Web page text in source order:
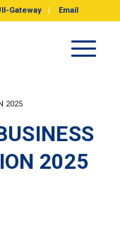
Gateway Email
2025
2025